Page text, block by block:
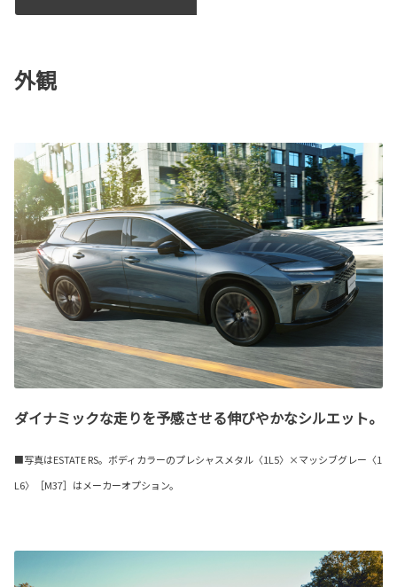
外観
ダイナミックな走りを予感させる伸びやかなシルエット。
■写真はESTATE RS。ボディカラーのプレシャスメタル〈1L5〉×マッシブグレー〈1
L6〉［M37］はメーカーオプション。